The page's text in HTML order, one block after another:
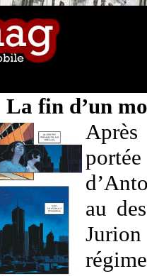
La fin d’un
Après
au